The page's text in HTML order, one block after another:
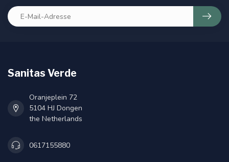
Sanitas Verde
Oranjeplein 72
5104 HJ Dongen
the Netherlands
0617155880